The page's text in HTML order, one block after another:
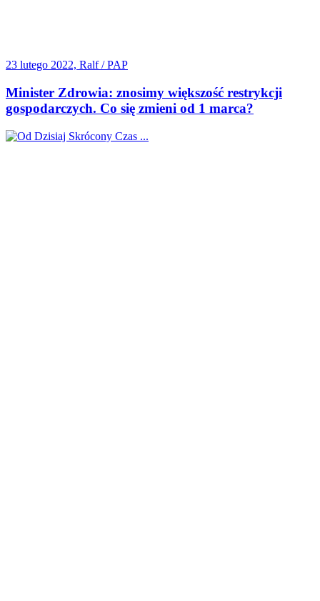
23 lutego 2022, Ralf / PAP
Minister Zdrowia: znosimy większość restrykcji
gospodarczych. Co się zmieni od 1 marca?